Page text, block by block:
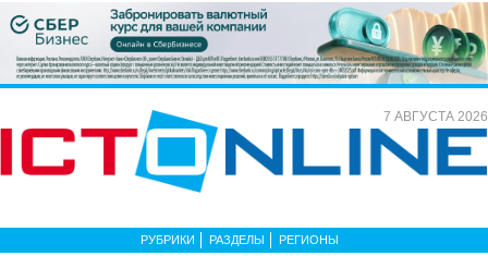
7 АВГУСТА 2026
РУБРИКИ РАЗДЕЛЫ РЕГИОНЫ